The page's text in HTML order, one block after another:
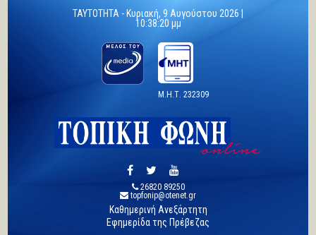
TAYTOTHTA - Κυριακή, 9 Αυγούστου 2026 |
10:38:21 μμ
Μ.Η.Τ. 232309
26820 89250
topfonip@otenet.gr
Καθημερινή Ανεξάρτητη
Εφημερίδα της Πρέβεζας